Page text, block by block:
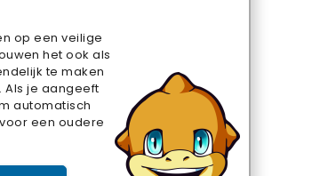
op een veilige
het ook als
te maken
Als je aangeeft
automatisch
een oudere
Zen Solitaire